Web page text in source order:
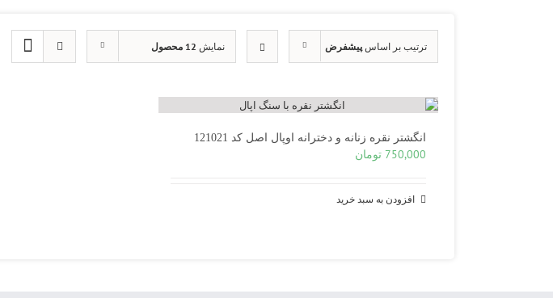
ترتیب بر اساسپیشفرض نمایش 12 محصول
انگشتر نقره زنانه و دخترانه اوپال اصل کد 121021
750,000 تومان
افزودن به سبد خرید